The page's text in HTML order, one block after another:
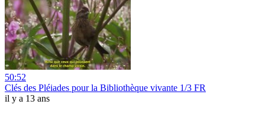
50:52
Clés des Pléiades pour la Bibliothèque vivante 1/3 FR
il y a 13 ans